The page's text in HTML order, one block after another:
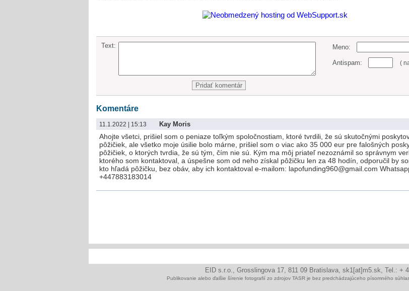
Text: Meno:
Antispam: (
Komentáre
11.1.2022 | 15:13 Kay Moris
Ahojte všetci, prišiel som o peniaze toľkým spoločnostiam, ktoré tvrdili, že sú skutočnými
pôžičiek, ale všetko moje úsilie bolo márne, prišiel som o viac ako 35 000 eur pre falošných
pôžičiek, o ktorých tvrdia, že sú tým, čím nie sú. Kým ma môj priateľ nezoznámil so správnym
ktorého som kontaktoval, a úspešne som od neho získal pôžičku len za 48 hodín, odporučil by
kto hľadá pôžičku, bez obáv, aby ich kontaktoval e-mailom: lapofunding960@gmail.com
+447883183014
EID s.r.o., Grosslingova 17, 811 09 Bratislava, sk1[at]m5.sk, Tel.: +
Publikovanie alebo ďalšie šírenie fotografií zo zdrojov TASR je bez predchádzajúceho písomného